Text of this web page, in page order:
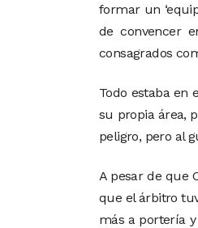
formar un
de convencer
consagrados
Todo estaba en
su propia área,
peligro, pero al
A pesar de que
que el árbitro
más a portería